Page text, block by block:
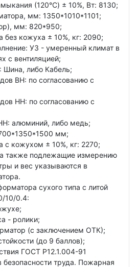
(120°C) ± 10%, Вт: 8130;
мм: 1350*1010*1101;
мм: 820*950;
без кожуха ± 10%, кг: 2090;
УЗ - умеренный климат в
с вентиляцией;
либо Кабель;
ВН: по согласованию с
НН: по согласованию с
алюминий, либо медь;
мм;
с кожухом ± 10%, кг: 2270;
также подлежащие измерению
и вес указываются в
сухого типа с литой
10/0.4:
- ролики;
(с заключением ОТК);
(до 9 баллов);
ГОСТ Р12.1.004-91
безопасности труда. Пожарная